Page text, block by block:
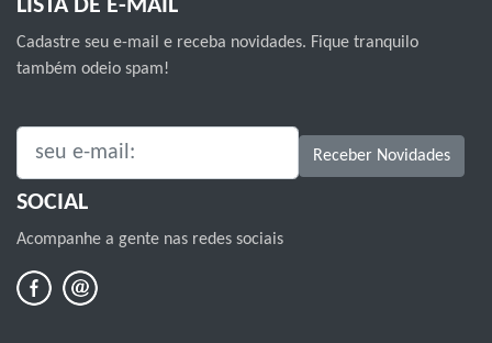
LISTA DE E-MAIL
Cadastre seu e-mail e receba novidades. Fique tranquilo
também odeio spam!
SEU E-MAIL: Receber Novidades
SOCIAL
Acompanhe a gente nas redes sociais